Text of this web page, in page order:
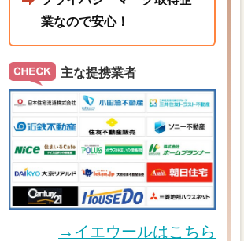
業なので安心！
主な提携業者
→イエウールはこちら